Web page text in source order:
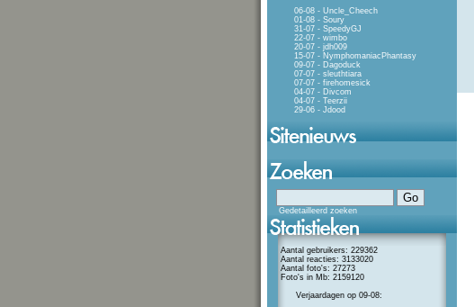
06-08 - Uncle_Cheech
01-08 - Soury
31-07 - SpeedyGJ
22-07 - wimbo
20-07 - jdh009
15-07 - NymphomaniacPhantasy
09-07 - Dagoduck
07-07 - sleuthtiara
07-07 - firehomesick
04-07 - Divcom
04-07 - Teerzii
29-06 - Jdood
Gedetailleerd zoeken
Aantal gebruikers: 229362
Aantal reacties: 3133020
Aantal foto's: 27273
Foto's in Mb: 2159120
Verjaardagen op 09-08: